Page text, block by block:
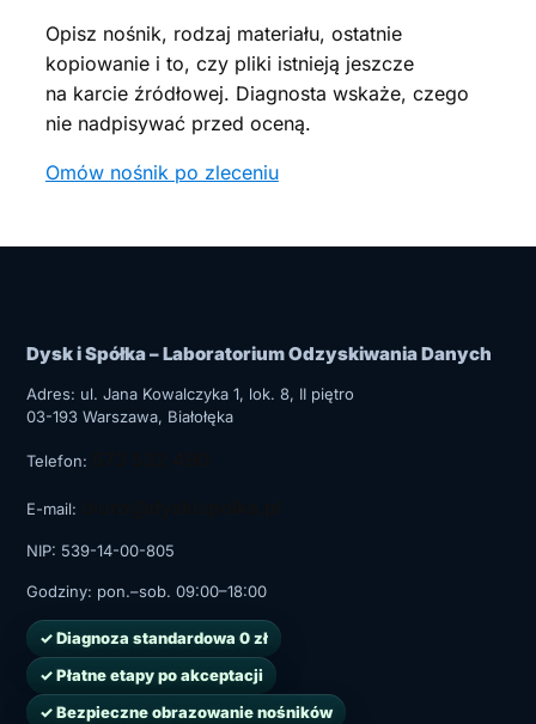
Opisz nośnik, rodzaj materiału, ostatnie
kopiowanie i to, czy pliki istnieją jeszcze
na karcie źródłowej. Diagnosta wskaże, czego
nie nadpisywać przed oceną.
Omów nośnik po zleceniu
Dysk i Spółka – Laboratorium Odzyskiwania Danych
Adres: ul. Jana Kowalczyka 1, lok. 8, II piętro
03-193 Warszawa, Białołęka
Telefon:
E-mail:
NIP: 539-14-00-805
Godziny: pon.–sob. 09:00–18:00
✓ Diagnoza standardowa 0 zł
✓ Płatne etapy po akceptacji
✓ Bezpieczne obrazowanie nośników